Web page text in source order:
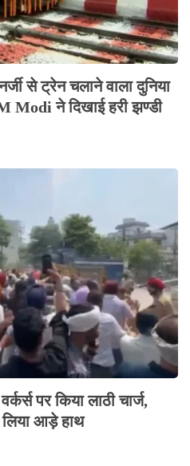
से ट्रेन चलाने वाला दुनिया
Modi ने दिखाई हरी झण्डी
पर किया लाठी चार्ज,
आड़े हाथ